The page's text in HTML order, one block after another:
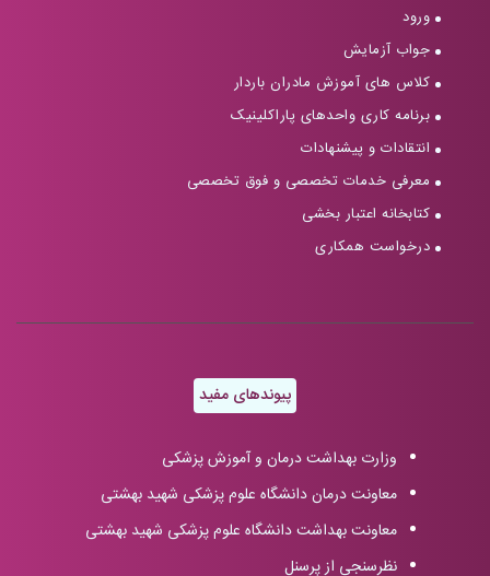
ورود
جواب آزمایش
کلاس های آموزش مادران باردار
برنامه کاری واحدهای پاراکلینیک
انتقادات و پیشنهادات
معرفی خدمات تخصصی و فوق تخصصی
کتابخانه اعتبار بخشی
درخواست همکاری
پیوندهای مفید
وزارت بهداشت درمان و آموزش پزشکی
معاونت درمان دانشگاه علوم پزشکی شهید بهشتی
معاونت بهداشت دانشگاه علوم پزشکی شهید بهشتی
نظرسنجی از پرسنل